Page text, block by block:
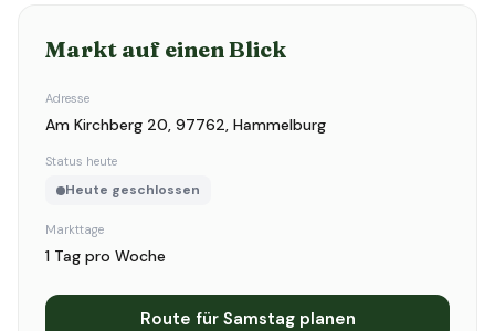
Markt auf einen Blick
Adresse
Am Kirchberg 20, 97762, Hammelburg
Status heute
Heute geschlossen
Markttage
1 Tag pro Woche
Route für Samstag planen